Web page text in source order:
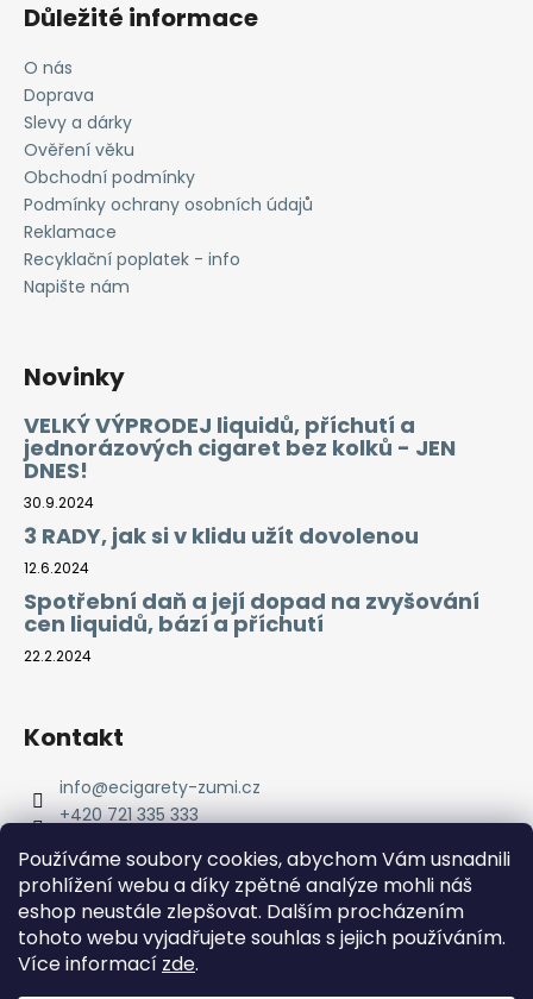
Používáme soubory cookies, abychom Vám usnadnili
prohlížení webu a díky zpětné analýze mohli náš
eshop neustále zlepšovat. Dalším procházením
tohoto webu vyjadřujete souhlas s jejich používáním.
Více informací zde.
Důležité informace
O nás
Doprava
Slevy a dárky
Ověření věku
Obchodní podmínky
Podmínky ochrany osobních údajů
Reklamace
Recyklační poplatek - info
Napište nám
Novinky
VELKÝ VÝPRODEJ liquidů, příchutí a
jednorázových cigaret bez kolků - JEN
DNES!
30.9.2024
3 RADY, jak si v klidu užít dovolenou
12.6.2024
Spotřební daň a její dopad na zvyšování
cen liquidů, bází a příchutí
22.2.2024
Kontakt
info@ecigarety-zumi.cz
+420 721 335 333